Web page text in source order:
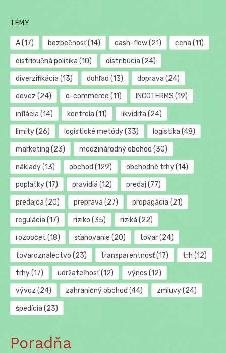
TÉMY
A(17) bezpečnosť(14) cash-flow(21) cena (11)
distribučná politika (10) distribúcia (24)
diverzifikácia (13) dohľad (13) doprava (24)
dovoz (24) e-commerce (11) INCOTERMS (19)
inflácia (14) kontrola (11) likvidita (24)
limity(26) logistické metódy(33) logistika (48)
marketing (23) medzinárodný obchod (30)
náklady(13) obchod (129) obchodné trhy(14)
poplatky(17) pravidlá (12) predaj (77)
predajca (20) preprava (27) propagácia (21)
regulácia (17) riziko (35) riziká (22)
rozpočet (18) sťahovanie (20) tovar(24)
tovaroznalectvo (23) transparentnosť(17) trh (12)
trhy(17) udržateľnosť(12) výnos (12)
vývoz (24) zahraničný obchod (44) zmluvy(24)
špedícia (23)
Poradňa